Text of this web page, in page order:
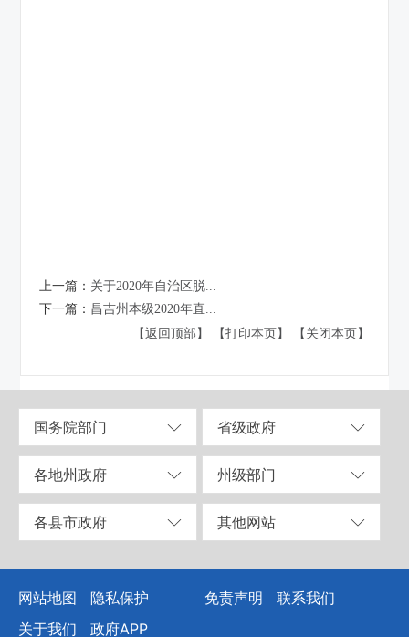
上一篇： 关于2020年自治区脱...
下一篇： 昌吉州本级2020年直...
【返回顶部】
【打印本页】 【关闭本页】
国务院部门 省级政府
各地州政府 州级部门
各县市政府 其他网站
网站地图 隐私保护 免责声明
联系我们
关于我们
政府APP